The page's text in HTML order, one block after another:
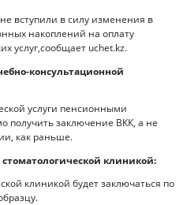
вступили в силу изменения в
накоплений на оплату
услуг,сообщает uchet.kz.
консультационной
услуги пенсионными
получить заключение ВКК, а не
как раньше.
клиникой:
клиникой будет заключаться по